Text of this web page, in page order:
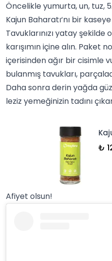
Öncelikle yumurta, un, tuz, 5.
Kajun Baharatı‘nı bir
Tavuklarınızı yatay
karışımın içine alın. Paket
içerisinden ağır bir cisimle
bulanmış tavukları,
Daha sonra derin yağda
leziz yemeğinizin tadını
₺
Afiyet olsun!